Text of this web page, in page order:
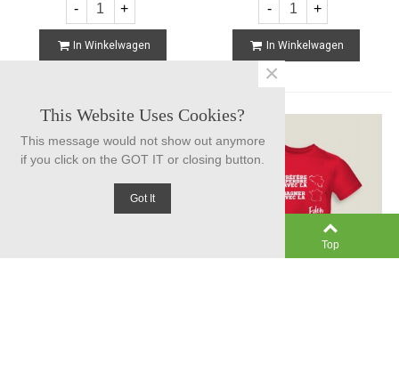
- +
In Winkelwagen
- +
In Winkelwagen
Top
This Website Uses Cookies?
This message would not show out anymore
if you click on the GOT IT or closing button.
Got It
×